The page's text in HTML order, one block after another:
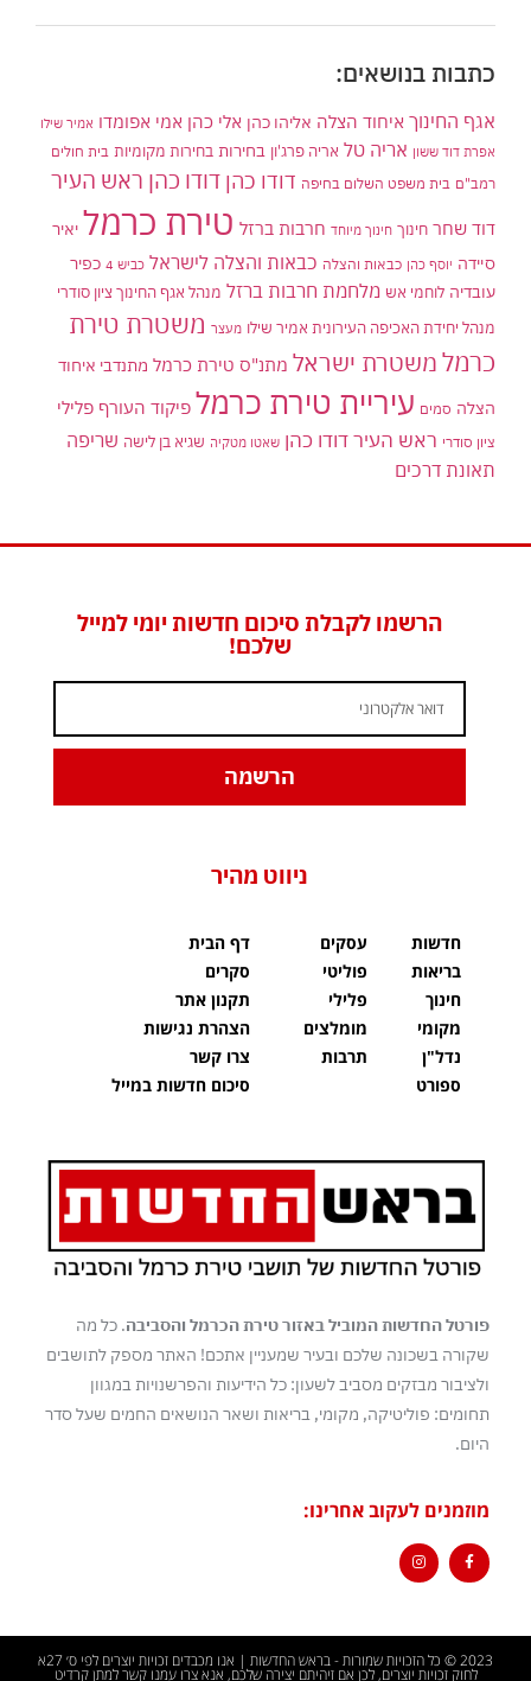
כתבות בנושאים:
אגף החינוך איחוד הצלה אליהו כהן אלי כהן אמי אפומדו אמיר שילו
אפרת דוד ששון אריה טל אריה פרג'ון בחירות בחירות מקומיות בית חולים
רמב"ם בית משפט השלום בחיפה דודו כהן דודו כהן ראש העיר
דוד שחר חינוך חינוך מיוחד חרבות ברזל טירת כרמל יאיר
סיידה יוסף כהן כבאות והצלה כבאות והצלה לישראל כביש 4
כפיר
עובדיה לוחמי אש מלחמת חרבות ברזל מנהל אגף החינוך ציון סודרי
מנהל יחידת האכיפה העירונית אמיר שילו מעצר משטרת טירת
כרמלמשטרת ישראל מתנ"ס טירת כרמל מתנדבי איחוד
הצלה סמים עיריית טירת כרמל פיקוד העורף פלילי
ציון סודרי ראש העיר דודו כהן שאטו מטקיה שגיא בן לישה שריפה
תאונת דרכים
הרשמו לקבלת סיכום חדשות יומי למייל
שלכם!
הרשמה
ניווט מהיר
חדשות
בריאות
חינוך
מקומי
נדל"ן
ספורט
עסקים
פוליטי
פלילי
מומלצים
תרבות
דף הבית
סקרים
תקנון אתר
הצהרת נגישות
צרו קשר
סיכום חדשות במייל
פורטל החדשות המוביל באזור טירת הכרמל והסביבה. כל מה
שקורה בשכונה שלכם ובעיר שמעניין אתכם! האתר מספק לתושבים
ולציבור מבזקים מסביב לשעון: כל הידיעות והפרשנויות במגוון
תחומים: פוליטיקה, מקומי, בריאות ושאר הנושאים החמים שעל סדר
היום.
מוזמנים לעקוב אחרינו:
2023 © כל הזכויות שמורות - בראש החדשות | אנו מכבדים זכויות יוצרים לפי ס׳ 27א
לחוק זכויות יוצרים, לכן אם זיהיתם יצירה שלכם, אנא צרו עמנו קשר למתן קרדיט